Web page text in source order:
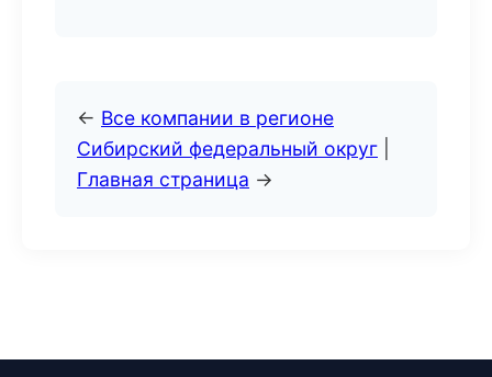
← Все компании в регионе
Сибирский федеральный округ
Главная страница →